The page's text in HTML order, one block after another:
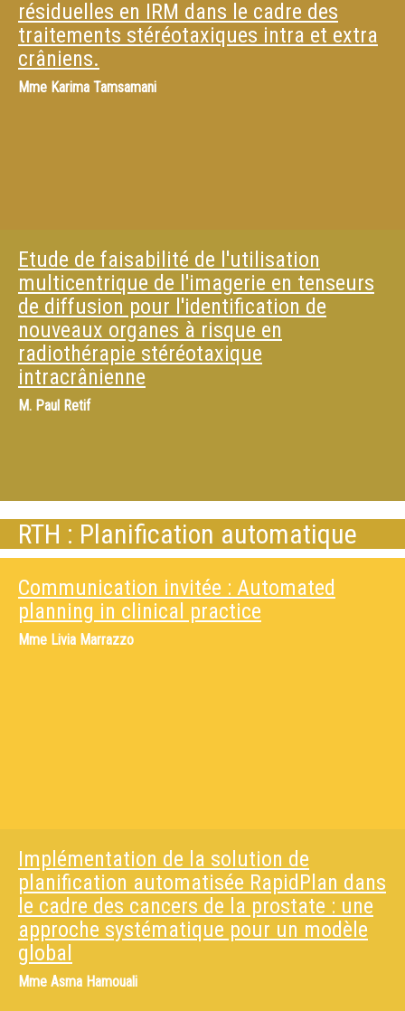
résiduelles en IRM dans le cadre des
traitements stéréotaxiques intra et extra
crâniens.
Mme Karima Tamsamani
Etude de faisabilité de l'utilisation
multicentrique de l'imagerie en tenseurs
de diffusion pour l'identification de
nouveaux organes à risque en
radiothérapie stéréotaxique
intracrânienne
M. Paul Retif
RTH : Planification automatique
Communication invitée : Automated
planning in clinical practice
Mme Livia Marrazzo
Implémentation de la solution de
planification automatisée RapidPlan dans
le cadre des cancers de la prostate : une
approche systématique pour un modèle
global
Mme Asma Hamouali